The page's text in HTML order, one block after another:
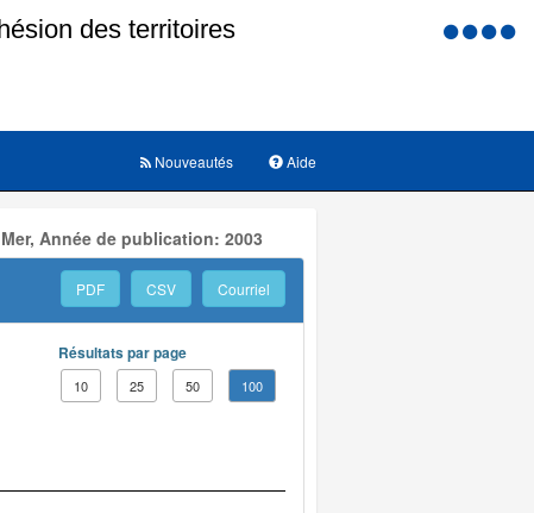
Menu
Aide
Nouveautés
Année de publication: 2003
PDF CSV Courriel
Résultats par page
10 25 50 100